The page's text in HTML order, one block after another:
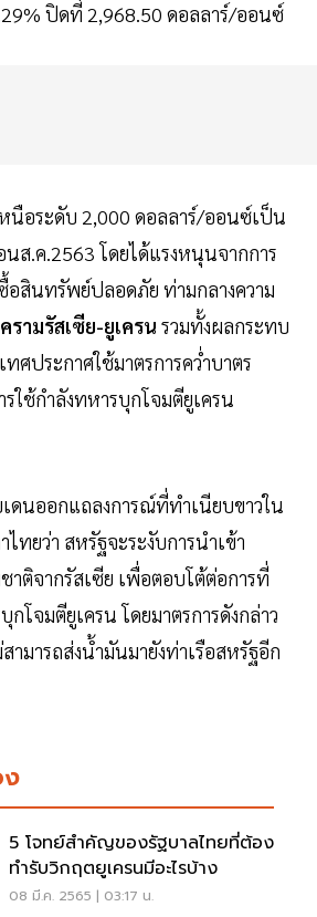
ปิดที่ 2,968.50 ดอลลาร์/ออนซ์
นือระดับ 2,000 ดอลลาร์/ออนซ์เป็น
ส.ค.2563 โดยได้แรงหนุนจากการ
อสินทรัพย์ปลอดภัย ท่ามกลางความ
รามรัสเซีย-ยูเครน รวมทั้งผลกระทบ
ศประกาศใช้มาตรการคว่ำบาตร
ใช้กำลังทหารบุกโจมตียูเครน
ดนออกแถลงการณ์ที่ทำเนียบขาวใน
ไทยว่า สหรัฐจะระงับการนำเข้า
าติจากรัสเซีย เพื่อตอบโต้ต่อการที่
กโจมตียูเครน โดยมาตรการดังกล่าว
ามารถส่งน้ำมันมายังท่าเรือสหรัฐอีก
5 โจทย์สำคัญของรัฐบาลไทยที่ต้อง
ทำรับวิกฤตยูเครนมีอะไรบ้าง
08 มี.ค. 2565 | 03:17 น.